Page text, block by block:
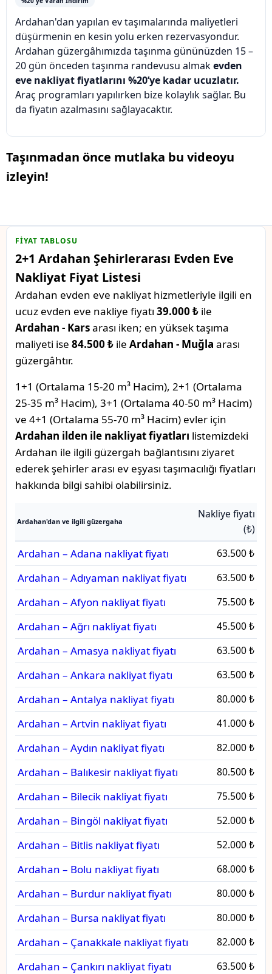
Ardahan'dan yapılan ev taşımalarında maliyetleri
düşürmenin en kesin yolu erken rezervasyondur.
Ardahan güzergâhımızda taşınma gününüzden 15 –
20 gün önceden taşınma randevusu almakevden
eve nakliyat fiyatlarını %20’ye kadar ucuzlatır.
Araç programları yapılırken bize kolaylık sağlar. Bu
da fiyatın azalmasını sağlayacaktır.
Taşınmadan önce mutlaka bu videoyu
izleyin!
FIYAT TABLOSU
2+1 Ardahan Şehirlerarası Evden Eve
Nakliyat Fiyat Listesi
Ardahan evden eve nakliyat hizmetleriyle ilgili en
ucuz evden eve nakliye fiyatı 39.000 ₺ ile
Ardahan - Karsarası iken; en yüksek taşıma
maliyeti ise 84.500 ₺ ile Ardahan - Muğla arası
güzergâhtır.
1+1 (Ortalama 15-20 m³ Hacim), 2+1 (Ortalama
25-35 m³ Hacim), 3+1 (Ortalama 40-50 m³ Hacim)
ve 4+1 (Ortalama 55-70 m³ Hacim) evler için
Ardahan ilden ile nakliyat fiyatları listemizdeki
Ardahan ile ilgili güzergah bağlantısını ziyaret
ederek şehirler arası ev eşyası taşımacılığı fiyatları
hakkında bilgi sahibi olabilirsiniz.
Ardahan'dan ve ilgili güzergaha
Nakliye fiyatı
(₺)
Ardahan – Adana nakliyat fiyatı 63.500 ₺
Ardahan – Adıyaman nakliyat fiyatı 63.500 ₺
Ardahan – Afyon nakliyat fiyatı 75.500 ₺
Ardahan – Ağrı nakliyat fiyatı 45.500 ₺
Ardahan – Amasya nakliyat fiyatı 63.500 ₺
Ardahan – Ankara nakliyat fiyatı 63.500 ₺
Ardahan – Antalya nakliyat fiyatı 80.000 ₺
Ardahan – Artvin nakliyat fiyatı 41.000 ₺
Ardahan – Aydın nakliyat fiyatı 82.000 ₺
Ardahan – Balıkesir nakliyat fiyatı 80.500 ₺
Ardahan – Bilecik nakliyat fiyatı 75.500 ₺
Ardahan – Bingöl nakliyat fiyatı 52.000 ₺
Ardahan – Bitlis nakliyat fiyatı 52.000 ₺
Ardahan – Bolu nakliyat fiyatı 68.000 ₺
Ardahan – Burdur nakliyat fiyatı 80.000 ₺
Ardahan – Bursa nakliyat fiyatı 80.000 ₺
Ardahan – Çanakkale nakliyat fiyatı 82.000 ₺
Ardahan – Çankırı nakliyat fiyatı 63.500 ₺